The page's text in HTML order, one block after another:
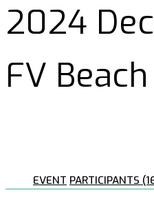
2024
FV
EVENT PARTICIPANTS